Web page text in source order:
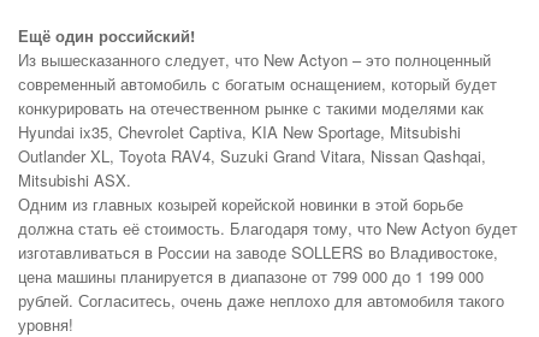
Ещё один российский!
Из вышесказанного следует, что New Actyon – это полноценный
современный автомобиль с богатым оснащением, который будет
конкурировать на отечественном рынке с такими моделями как
Hyundai ix35, Chevrolet Captiva, KIA New Sportage, Mitsubishi
Outlander XL, Toyota RAV4, Suzuki Grand Vitara, Nissan Qashqai,
Mitsubishi ASX.
Одним из главных козырей корейской новинки в этой борьбе
должна стать её стоимость. Благодаря тому, что New Actyon будет
изготавливаться в России на заводе SOLLERS во Владивостоке,
цена машины планируется в диапазоне от 799 000 до 1 199 000
рублей. Согласитесь, очень даже неплохо для автомобиля такого
уровня!